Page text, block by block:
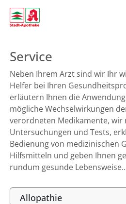
Service
Neben Ihrem Arzt sind wir Ihr
Helfer bei Ihren
erläutern Ihnen die
mögliche Wechselwirkungen
verordneten Medikamente, wir
Untersuchungen und Tests,
Bedienung von medizinischen
Hilfsmitteln und geben Ihnen
rundum gesunde
Allopathie